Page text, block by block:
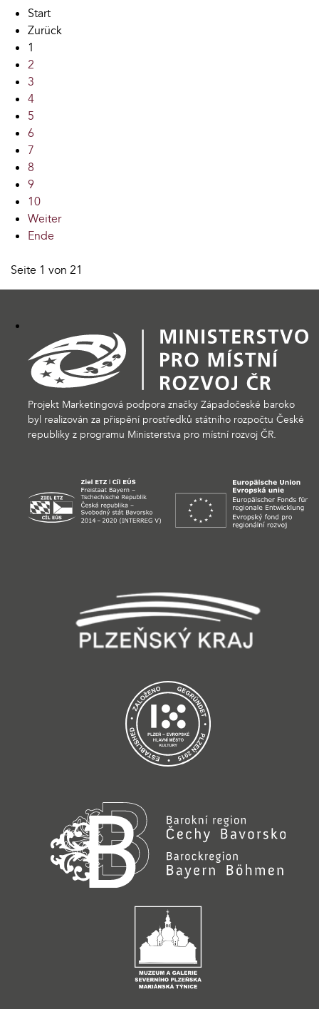
Start
Zurück
1
2
3
4
5
6
7
8
9
10
Weiter
Ende
Seite 1 von 21
Projekt Marketingová podpora značky Západočeské baroko
byl realizován za přispění prostředků státního rozpočtu České
republiky z programu Ministerstva pro místní rozvoj ČR.